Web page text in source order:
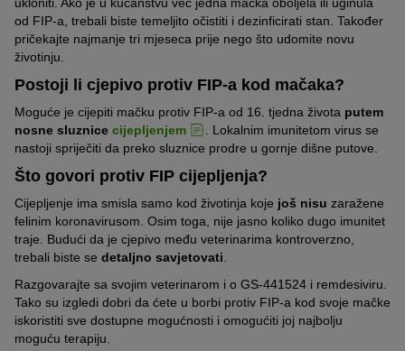
od FIP-a, trebali biste temeljito očistiti i dezinficirati stan. Također
pričekajte najmanje tri mjeseca prije nego što udomite novu
životinju.
Postoji li cjepivo protiv FIP-a kod mačaka?
Moguće je cijepiti mačku protiv FIP-a od 16. tjedna života putem
nosne sluznice cijepljenjem
. Lokalnim imunitetom virus se
nastoji spriječiti da preko sluznice prodre u gornje dišne putove.
Što govori protiv FIP cijepljenja?
Cijepljenje ima smisla samo kod životinja koje još nisu zaražene
felinim koronavirusom. Osim toga, nije jasno koliko dugo imunitet
traje. Budući da je cjepivo među veterinarima kontroverzno,
trebali biste se detaljno savjetovati
Razgovarajte sa svojim veterinarom i o GS-441524 i remdesiviru.
Tako su izgledi dobri da ćete u borbi protiv FIP-a kod svoje mačke
iskoristiti sve dostupne mogućnosti i omogućiti joj najbolju
moguću terapiju.